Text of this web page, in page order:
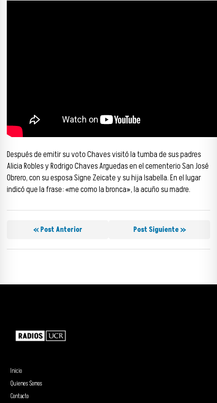
Después de emitir su voto Chaves visitó la tumba de sus padres
Alicia Robles y Rodrigo Chaves Arguedas en el cementerio San José
Obrero, con su esposa Signe Zeicate y su hija Isabella. En el lugar
indicó que la frase: «me como la bronca», la acuño su madre.
« Post Anterior Post Siguiente »
Inicio
Quienes Somos
Contacto